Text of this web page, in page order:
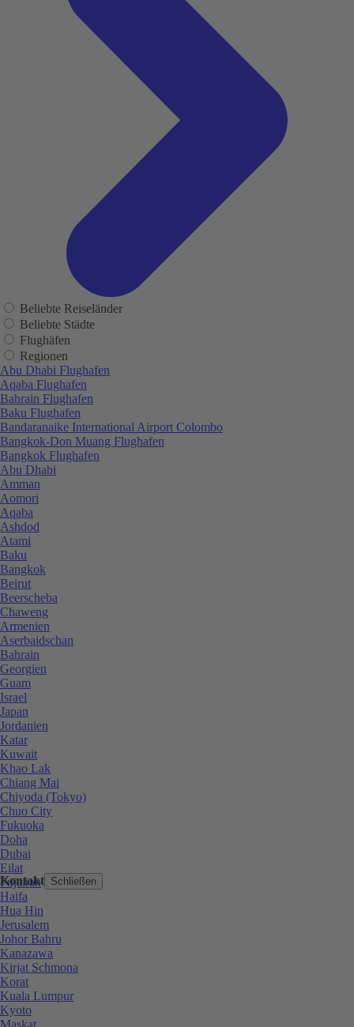
Kontakt Schließen
Beliebte Reiseländer
Beliebte Städte
Flughäfen
Regionen
Abu Dhabi Flughafen
Aqaba Flughafen
Bahrain Flughafen
Baku Flughafen
Bandaranaike International Airport Colombo
Bangkok-Don Muang Flughafen
Bangkok Flughafen
Abu Dhabi
Amman
Aomori
Aqaba
Ashdod
Atami
Baku
Bangkok
Beirut
Beerscheba
Chaweng
Armenien
Aserbaidschan
Bahrain
Georgien
Guam
Israel
Japan
Jordanien
Katar
Kuwait
Khao Lak
Chiang Mai
Chiyoda (Tokyo)
Chuo City
Fukuoka
Doha
Dubai
Eilat
Fujairah
Haifa
Hua Hin
Jerusalem
Johor Bahru
Kanazawa
Kirjat Schmona
Korat
Kuala Lumpur
Kyoto
Maskat